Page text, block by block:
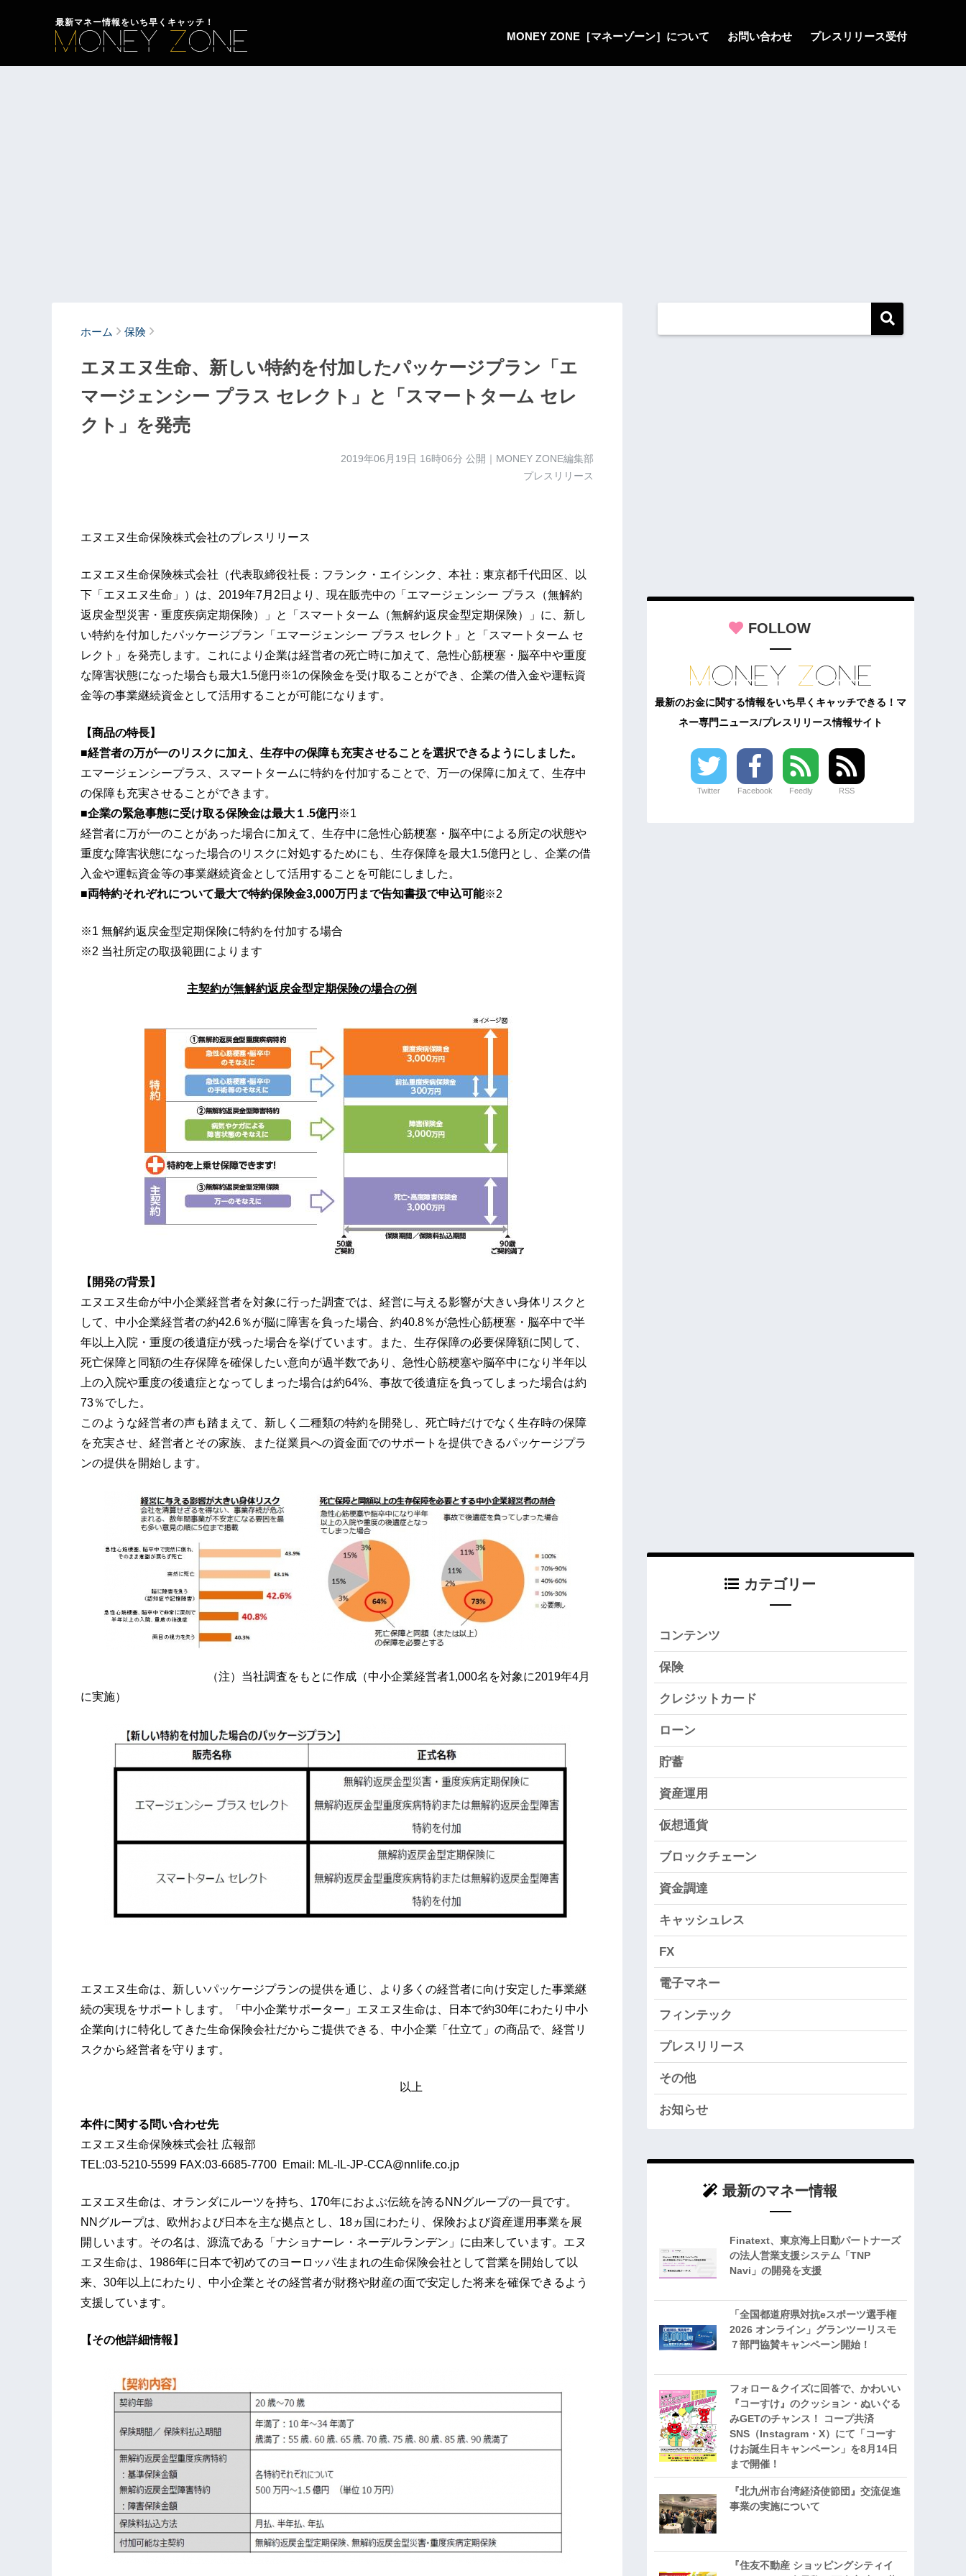
最新マネー情報をいち早くキャッチ！
MONEY ZONE［マネーゾーン］について お問い合わせ プレスリリース受付
ホーム 保険
エヌエヌ生命、新しい特約を付加したパッケージプラン「エ
マージェンシー プラス セレクト」と「スマートターム セレ
クト」を発売
2019年06月19日 16時06分 公開｜MONEY ZONE編集部
プレスリリース
エヌエヌ生命保険株式会社のプレスリリース
エヌエヌ生命保険株式会社（代表取締役社長：フランク・エイシンク、本社：東京都千代田区、以
下「エヌエヌ生命」）は、2019年7月2日より、現在販売中の「エマージェンシー プラス（無解約
返戻金型災害・重度疾病定期保険）」と「スマートターム（無解約返戻金型定期保険）」に、新し
い特約を付加したパッケージプラン「エマージェンシー プラス セレクト」と「スマートターム セ
レクト」を発売します。これにより企業は経営者の死亡時に加えて、急性心筋梗塞・脳卒中や重度
な障害状態になった場合も最大1.5億円※1の保険金を受け取ることができ、企業の借入金や運転資
金等の事業継続資金として活用することが可能になります。
【商品の特長】
■経営者の万が一のリスクに加え、生存中の保障も充実させることを選択できるようにしました。
エマージェンシープラス、スマートタームに特約を付加することで、万一の保障に加えて、生存中
の保障も充実させることができます。
■企業の緊急事態に受け取る保険金は最大１.5億円 ※1
経営者に万が一のことがあった場合に加えて、生存中に急性心筋梗塞・脳卒中による所定の状態や
重度な障害状態になった場合のリスクに対処するためにも、生存保障を最大1.5億円とし、企業の借
入金や運転資金等の事業継続資金として活用することを可能にしました。
■両特約それぞれについて最大で特約保険金3,000万円まで告知書扱で申込可能※2
※1 無解約返戻金型定期保険に特約を付加する場合
※2 当社所定の取扱範囲によります
主契約が無解約返戻金型定期保険の場合の例
【開発の背景】
エヌエヌ生命が中小企業経営者を対象に行った調査では、経営に与える影響が大きい身体リスクと
して、中小企業経営者の約42.6％が脳に障害を負った場合、約40.8％が急性心筋梗塞・脳卒中で半
年以上入院・重度の後遺症が残った場合を挙げています。また、生存保障の必要保障額に関して、
死亡保障と同額の生存保障を確保したい意向が過半数であり、急性心筋梗塞や脳卒中になり半年以
上の入院や重度の後遺症となってしまった場合は約64%、事故で後遺症を負ってしまった場合は約
73％でした。
このような経営者の声も踏まえて、新しく二種類の特約を開発し、死亡時だけでなく生存時の保障
を充実させ、経営者とその家族、また従業員への資金面でのサポートを提供できるパッケージプラ
ンの提供を開始します。
（注）当社調査をもとに作成（中小企業経営者1,000名を対象に2019年4月
に実施）
エヌエヌ生命は、新しいパッケージプランの提供を通じ、より多くの経営者に向け安定した事業継
続の実現をサポートします。「中小企業サポーター」エヌエヌ生命は、日本で約30年にわたり中小
企業向けに特化してきた生命保険会社だからご提供できる、中小企業「仕立て」の商品で、経営リ
スクから経営者を守ります。
以上
本件に関する問い合わせ先
エヌエヌ生命保険株式会社 広報部
TEL:03-5210-5599 FAX:03-6685-7700 Email: ML-IL-JP-CCA@nnlife.co.jp
エヌエヌ生命は、オランダにルーツを持ち、170年におよぶ伝統を誇るNNグループの一員です。
NNグループは、欧州および日本を主な拠点とし、18ヵ国にわたり、保険および資産運用事業を展
開しいます。その名は、源流である「ナショナーレ・ネーデルランデン」に由来しています。エヌ
エヌ生命は、1986年に日本で初めてのヨーロッパ生まれの生命保険会社として営業を開始して以
来、30年以上にわたり、中小企業とその経営者が財務や財産の面で安定した将来を確保できるよう
支援しています。
【その他詳細情報】
FOLLOW
最新のお金に関する情報をいち早くキャッチできる！マ
ネー専門ニュース/プレスリリース情報サイト
Twitter Facebook Feedly RSS
カテゴリー
コンテンツ
保険
クレジットカード
ローン
貯蓄
資産運用
仮想通貨
ブロックチェーン
資金調達
キャッシュレス
FX
電子マネー
フィンテック
プレスリリース
その他
お知らせ
最新のマネー情報
Finatext、東京海上日動パートナーズ
の法人営業支援システム「TNP
Navi」の開発を支援
「全国都道府県対抗eスポーツ選手権
2026 オンライン」グランツーリスモ
７部門協賛キャンペーン開始！
フォロー＆クイズに回答で、かわいい
『コーすけ』のクッション・ぬいぐる
みGETのチャンス！ コープ共済
SNS（Instagram・X）にて「コーす
けお誕生日キャンペーン」を8月14日
まで開催！
『北九州市台湾経済使節団』交流促進
事業の実施について
『住友不動産 ショッピングシティイ